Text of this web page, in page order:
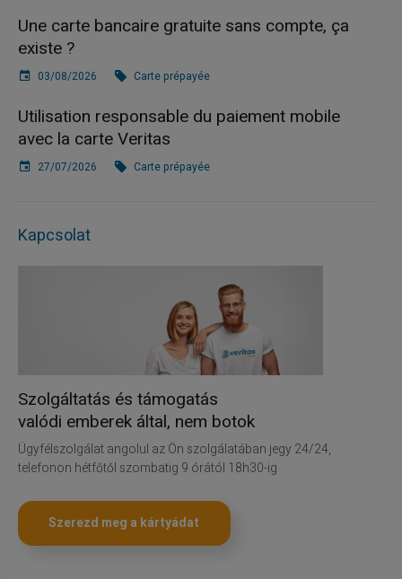
Une carte bancaire gratuite sans compte, ça
existe ?
03/08/2026 Carte prépayée
Utilisation responsable du paiement mobile
avec la carte Veritas
27/07/2026 Carte prépayée
Kapcsolat
Szolgáltatás és támogatás
valódi emberek által, nem botok
Ügyfélszolgálat angolul az Ön szolgálatában jegy 24/24,
telefonon hétfőtől szombatig 9 órától 18h30-ig
Szerezd meg a kártyádat